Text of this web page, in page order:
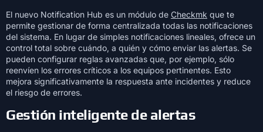
El nuevo Notification Hub es un módulo de Checkmk que te
permite gestionar de forma centralizada todas las notificaciones
del sistema. En lugar de simples notificaciones lineales, ofrece un
control total sobre cuándo, a quién y cómo enviar las alertas. Se
pueden configurar reglas avanzadas que, por ejemplo, sólo
reenvíen los errores críticos a los equipos pertinentes. Esto
mejora significativamente la respuesta ante incidentes y reduce
el riesgo de errores.
Gestión inteligente de alertas